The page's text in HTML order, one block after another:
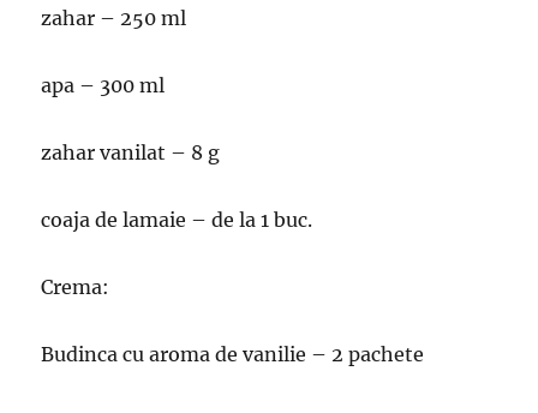
zahar – 250 ml
apa – 300 ml
zahar vanilat – 8 g
coaja de lamaie – de la 1 buc.
Crema:
Budinca cu aroma de vanilie – 2 pachete